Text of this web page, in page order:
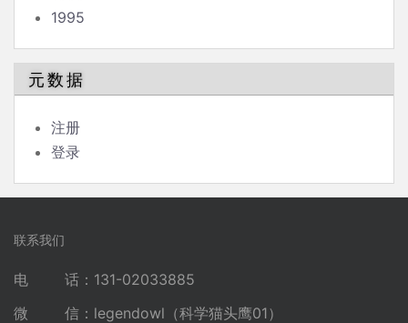
1995
元数据
注册
登录
联系我们
电 话：131-02033885
微 信：legendowl（科学猫头鹰01）